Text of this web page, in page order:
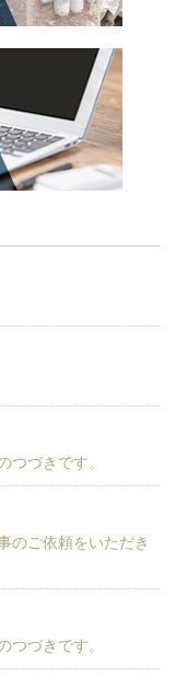
づきです。
のご依頼をいただき
づきです。